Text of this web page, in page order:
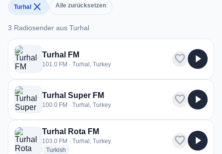
Turhal close Alle zurücksetzen
3 Radiosender aus Turhal
3 Radiosender aus Turhal
Turhal FM
101.0 FM · Turhal, Turkey favorite play_arrow
Turhal Super FM
100.0 FM · Turhal, Turkey favorite play_arrow
Turhal Rota FM
103.0 FM · Turhal, Turkey
Turkish
favorite play_arrow